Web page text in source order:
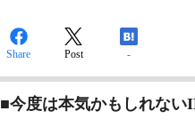
Share Post -
■今度は本気かもしれない